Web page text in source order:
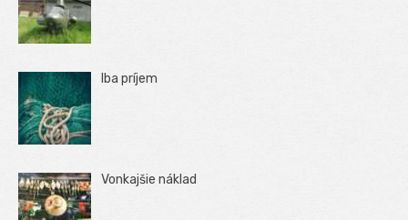
Iba príjem
Vonkajšie náklad